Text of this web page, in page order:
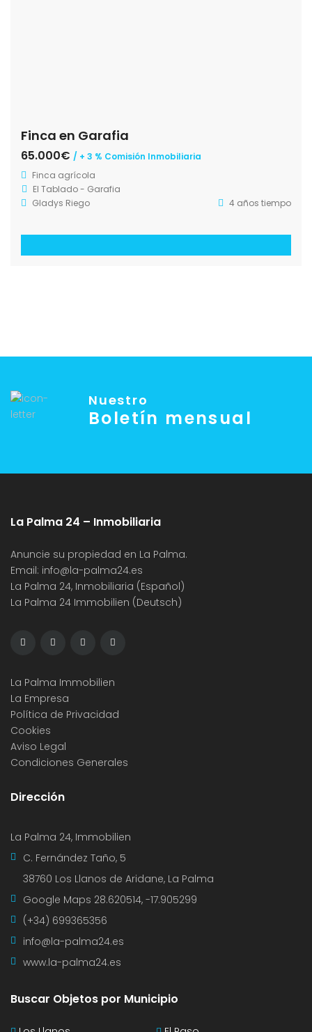
Finca en Garafia
65.000€ / + 3 % Comisión Inmobiliaria
Finca agrícola
El Tablado - Garafia
Gladys Riego
4 años tiempo
Nuestro
Boletín mensual
La Palma 24 – Inmobiliaria
Anuncie su propiedad en La Palma.
Email: info@la-palma24.es
La Palma 24, Inmobiliaria (Español)
La Palma 24 Immobilien (Deutsch)
La Palma Immobilien
La Empresa
Política de Privacidad
Cookies
Aviso Legal
Condiciones Generales
Dirección
La Palma 24, Immobilien
C. Fernández Taño, 5
38760 Los Llanos de Aridane, La Palma
Google Maps 28.620514, -17.905299
(+34) 699365356
info@la-palma24.es
www.la-palma24.es
Buscar Objetos por Municipio